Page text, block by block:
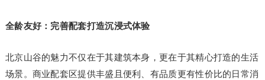
全龄友好：完善配套打造沉浸式体验
北京山谷的魅力不仅在于其建筑本身，更在于其精心打造的生活
场景。商业配套区提供丰盛且便利、有品质更有性价比的日常消